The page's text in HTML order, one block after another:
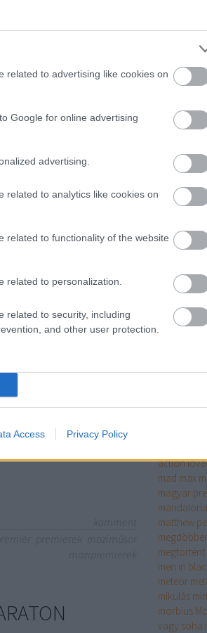
related to advertising like cookies on
Google for online advertising
advertising.
related to analytics like cookies on
related to functionality of the website
related to personalization.
related to security, including
and other user protection.
Access Privacy Policy
Nektek, mit is láthattok
mozipremierek
Esposito
gyerekkor
halottak
harry potter
hellbound
humor
ismertető
jason
jigsaw
jim
kamaszok
kedvenc
klip
kulka jános
action
mad max
magyar
matthew
megtörtént
men in
meteor
mikulás
morbius
vagy soha